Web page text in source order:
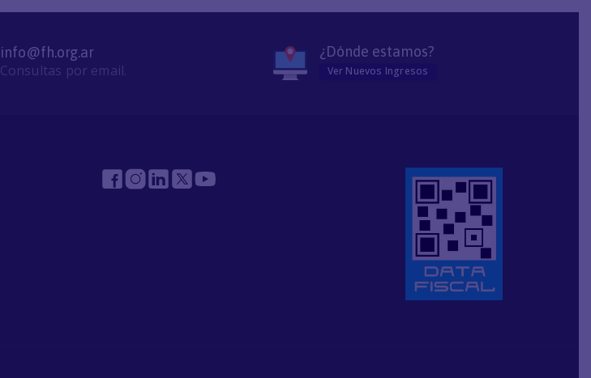
info@fh.org.ar
Consultas por email.
¿Dónde estamos?
Ver Nuevos Ingresos